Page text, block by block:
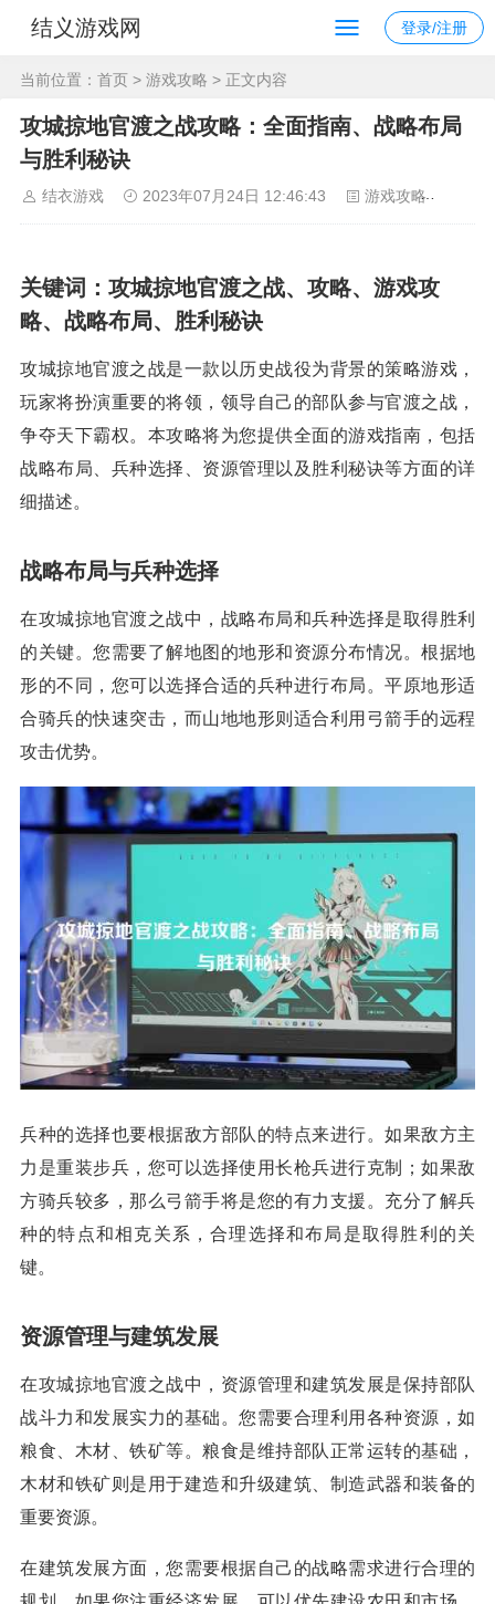
结义游戏网 登录/注册
当前位置： 首页 > 游戏攻略 > 正文内容
攻城掠地官渡之战攻略：全面指南、战略布局
与胜利秘诀
结衣游戏 2023年07月24日 12:46:43 游戏攻略
关键词：攻城掠地官渡之战、攻略、游戏攻
略、战略布局、胜利秘诀
攻城掠地官渡之战是一款以历史战役为背景的策略游戏，
玩家将扮演重要的将领，领导自己的部队参与官渡之战，
争夺天下霸权。本攻略将为您提供全面的游戏指南，包括
战略布局、兵种选择、资源管理以及胜利秘诀等方面的详
细描述。
战略布局与兵种选择
在攻城掠地官渡之战中，战略布局和兵种选择是取得胜利
的关键。您需要了解地图的地形和资源分布情况。根据地
形的不同，您可以选择合适的兵种进行布局。平原地形适
合骑兵的快速突击，而山地地形则适合利用弓箭手的远程
攻击优势。
兵种的选择也要根据敌方部队的特点来进行。如果敌方主
力是重装步兵，您可以选择使用长枪兵进行克制；如果敌
方骑兵较多，那么弓箭手将是您的有力支援。充分了解兵
种的特点和相克关系，合理选择和布局是取得胜利的关
键。
资源管理与建筑发展
在攻城掠地官渡之战中，资源管理和建筑发展是保持部队
战斗力和发展实力的基础。您需要合理利用各种资源，如
粮食、木材、铁矿等。粮食是维持部队正常运转的基础，
木材和铁矿则是用于建造和升级建筑、制造武器和装备的
重要资源。
在建筑发展方面，您需要根据自己的战略需求进行合理的